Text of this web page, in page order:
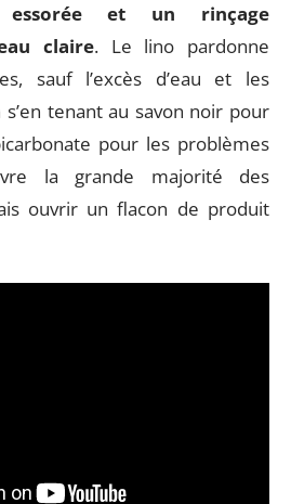
essorée et un rinçage
claire. Le lino pardonne
sauf l’excès d’eau et les
tenant au savon noir pour
pour les problèmes
la grande majorité des
ouvrir un flacon de produit